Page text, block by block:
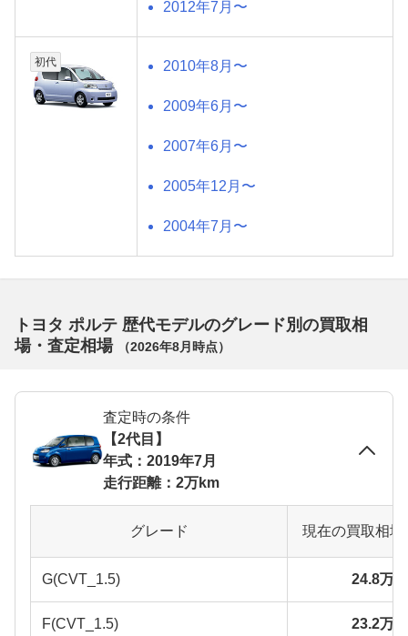
2012年7月〜
初代 2010年8月〜
2009年6月〜
2007年6月〜
2005年12月〜
2004年7月〜
トヨタ ポルテ 歴代モデルのグレード別の買取相
場・査定相場
（2026年8月 時点）
査定時の条件
【2代目】
年式：2019年7月
走行距離：2万km
グレード 現在の買取相
G(CVT_1.5) 24.8万
F(CVT_1.5) 23.2万